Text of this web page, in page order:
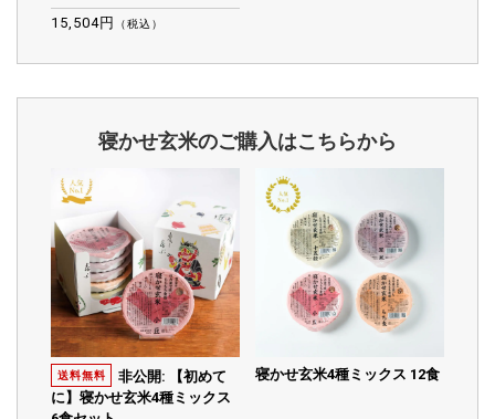
15,504円
（税込）
寝かせ玄米のご購入はこちらから
送料無料
非公開: 【初めて
に】寝かせ玄米4種ミックス
寝かせ玄米4種ミックス 12食